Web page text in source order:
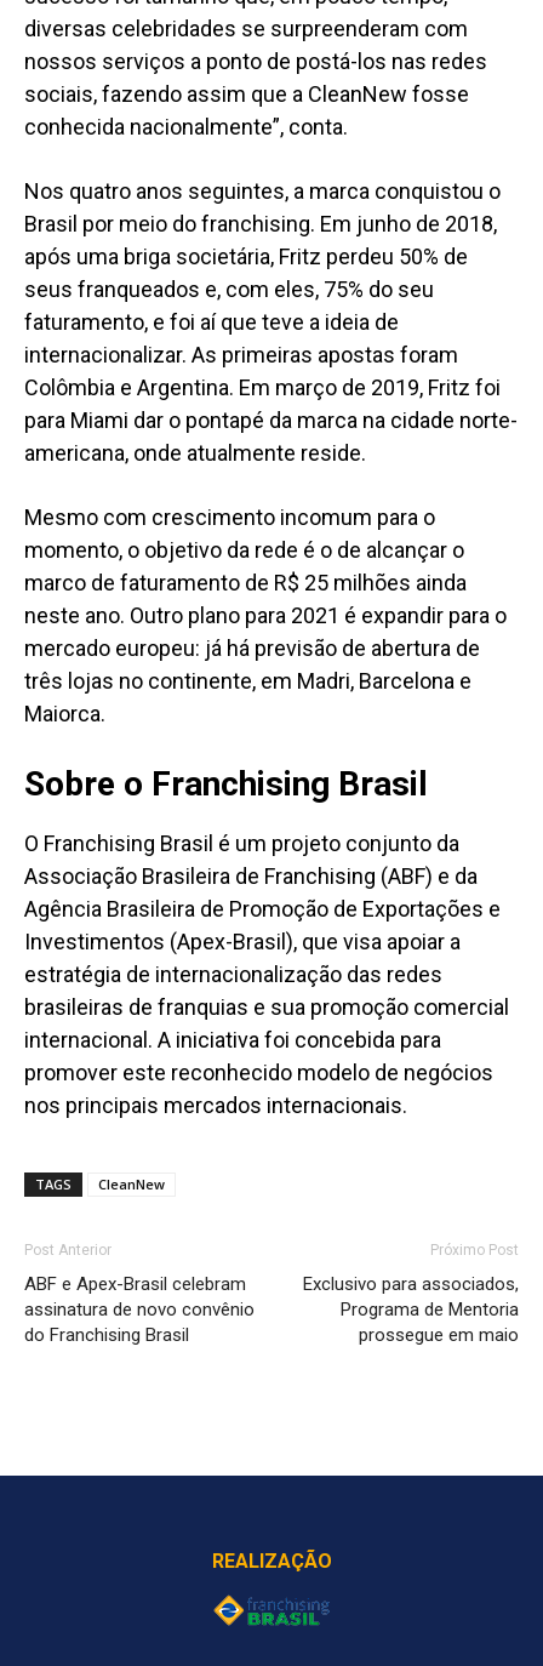
diversas celebridades se surpreenderam com
nossos serviços a ponto de postá-los nas redes
sociais, fazendo assim que a CleanNew fosse
conhecida nacionalmente”, conta.
Nos quatro anos seguintes, a marca conquistou o
Brasil por meio do franchising. Em junho de 2018,
após uma briga societária, Fritz perdeu 50% de
seus franqueados e, com eles, 75% do seu
faturamento, e foi aí que teve a ideia de
internacionalizar. As primeiras apostas foram
Colômbia e Argentina. Em março de 2019, Fritz foi
para Miami dar o pontapé da marca na cidade norte-
americana, onde atualmente reside.
Mesmo com crescimento incomum para o
momento, o objetivo da rede é o de alcançar o
marco de faturamento de R$ 25 milhões ainda
neste ano. Outro plano para 2021 é expandir para o
mercado europeu: já há previsão de abertura de
três lojas no continente, em Madri, Barcelona e
Maiorca.
Sobre o Franchising Brasil
O Franchising Brasil é um projeto conjunto da
Associação Brasileira de Franchising (ABF) e da
Agência Brasileira de Promoção de Exportações e
Investimentos (Apex-Brasil), que visa apoiar a
estratégia de internacionalização das redes
brasileiras de franquias e sua promoção comercial
internacional. A iniciativa foi concebida para
promover este reconhecido modelo de negócios
nos principais mercados internacionais.
TAGS CleanNew
Post Anterior
ABF e Apex-Brasil celebram
assinatura de novo convênio
do Franchising Brasil
Próximo Post
Exclusivo para associados,
Programa de Mentoria
prossegue em maio
REALIZAÇÃO